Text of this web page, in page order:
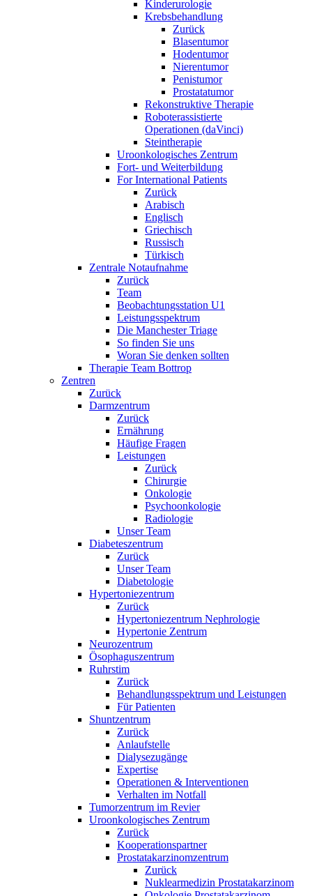
Kinderurologie
Krebsbehandlung
Zurück
Blasentumor
Hodentumor
Nierentumor
Penistumor
Prostatatumor
Rekonstruktive Therapie
Roboterassistierte
Operationen (daVinci)
Steintherapie
Uroonkologisches Zentrum
Fort- und Weiterbildung
For International Patients
Zurück
Arabisch
Englisch
Griechisch
Russisch
Türkisch
Zentrale Notaufnahme
Zurück
Team
Beobachtungsstation U1
Leistungsspektrum
Die Manchester Triage
So finden Sie uns
Woran Sie denken sollten
Therapie Team Bottrop
Zentren
Zurück
Darmzentrum
Zurück
Ernährung
Häufige Fragen
Leistungen
Zurück
Chirurgie
Onkologie
Psychoonkologie
Radiologie
Unser Team
Diabeteszentrum
Zurück
Unser Team
Diabetologie
Hypertoniezentrum
Zurück
Hypertoniezentrum Nephrologie
Hypertonie Zentrum
Neurozentrum
Ösophaguszentrum
Ruhrstim
Zurück
Behandlungsspektrum und Leistungen
Für Patienten
Shuntzentrum
Zurück
Anlaufstelle
Dialysezugänge
Expertise
Operationen & Interventionen
Verhalten im Notfall
Tumorzentrum im Revier
Uroonkologisches Zentrum
Zurück
Kooperationspartner
Prostatakarzinomzentrum
Zurück
Nuklearmedizin Prostatakarzinom